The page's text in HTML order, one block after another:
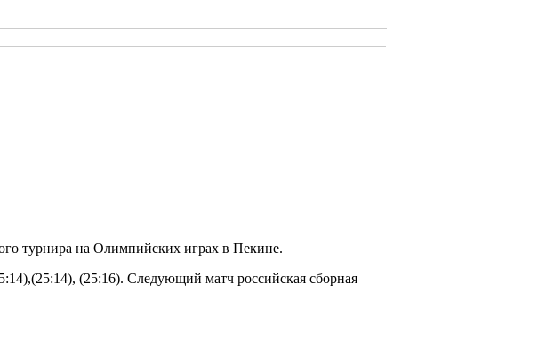
турнира на Олимпийских играх в Пекине.
(25:16). Следующий матч российская сборная